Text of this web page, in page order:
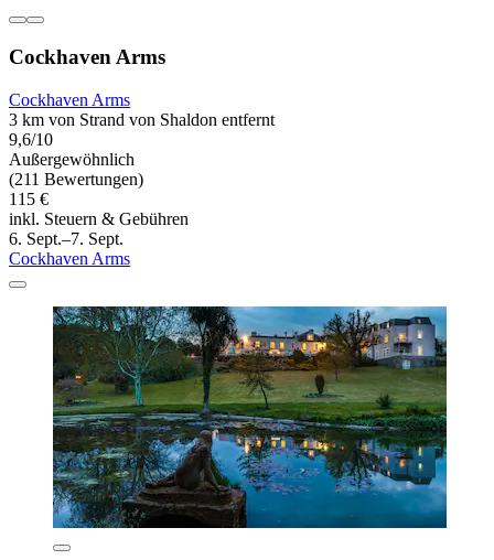
Cockhaven Arms
Cockhaven Arms
3 km von Strand von Shaldon entfernt
9,6/10
Außergewöhnlich
(211 Bewertungen)
115 €
inkl. Steuern & Gebühren
6. Sept.–7. Sept.
Cockhaven Arms